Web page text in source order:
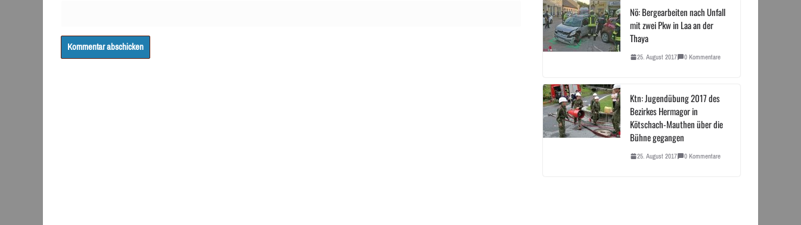
Nö: Bergearbeiten nach Unfall
mit zwei Pkw in Laa an der
Thaya
25. August 2017 0 Kommentare
Ktn: Jugendübung 2017 des
Bezirkes Hermagor in
Kötschach-Mauthen über die
Bühne gegangen
25. August 2017 0 Kommentare